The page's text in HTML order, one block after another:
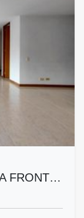
FRONT…